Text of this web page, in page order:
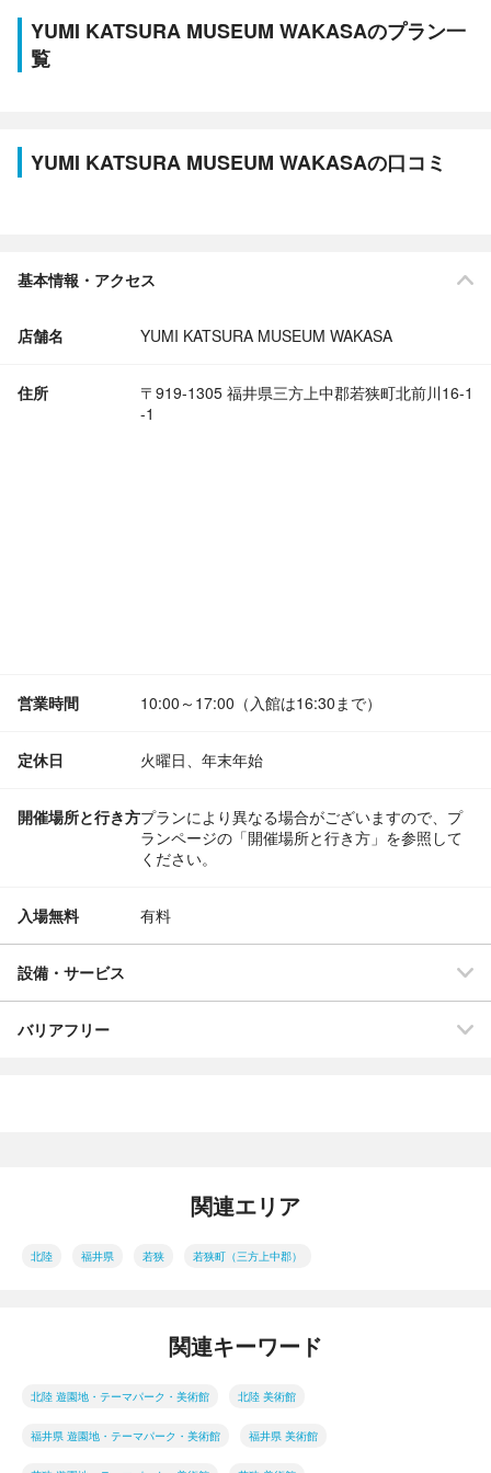
YUMI KATSURA MUSEUM WAKASAのプラン一
覧
YUMI KATSURA MUSEUM WAKASAの口コミ
基本情報・アクセス
店舗名 YUMI KATSURA MUSEUM WAKASA
住所
〒919-1305 福井県三方上中郡若狭町北前川16-1
-1
営業時間 10:00～17:00（入館は16:30まで）
定休日 火曜日、年末年始
開催場所と行き方プランにより異なる場合がございますので、プ
ランページの「開催場所と行き方」を参照して
ください。
入場無料 有料
設備・サービス
バリアフリー
関連エリア
北陸 福井県 若狭 若狭町（三方上中郡）
関連キーワード
北陸 遊園地・テーマパーク・美術館 北陸 美術館
福井県 遊園地・テーマパーク・美術館 福井県 美術館